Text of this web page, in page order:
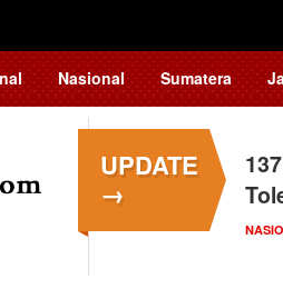
Nasional Sumatera
UPDATE
→